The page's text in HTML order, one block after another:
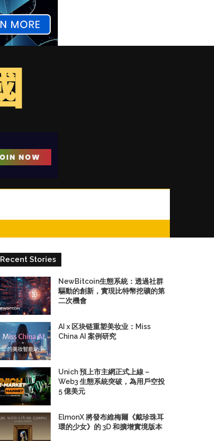
Recent Stories
NewBitcoin生態系統：透過社群
驅動的創新，實現比特幣挖礦的第
二次機會
AI x 区块链重塑美妆业：Miss
China AI 案例研究
Unich 預上市主網正式上線－
Web3 生態系統突破，為用戶空投
5 億美元
ElmonX 將發布維梅爾《戴珍珠耳
環的少女》的 3D 和擴增實境版本